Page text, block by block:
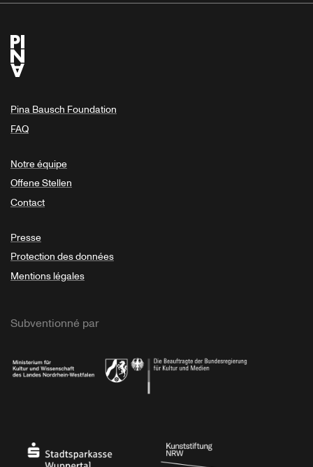
Pina Bausch Foundation
FAQ
Notre équipe
Offene Stellen
Contact
Presse
Protection des données
Mentions légales
Subventionné par